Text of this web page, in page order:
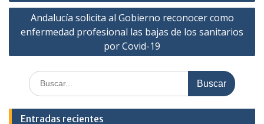
Andalucía solicita al Gobierno reconocer como
enfermedad profesional las bajas de los sanitarios
por Covid-19
Buscar:
Entradas recientes